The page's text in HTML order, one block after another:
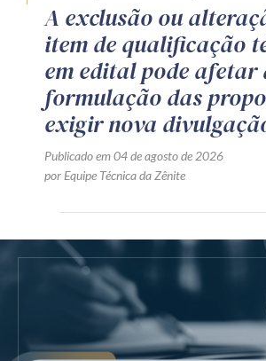
A exclusão ou
item de qualificação
em edital pode afetar
formulação das
exigir nova
Publicado em 04 de agosto de 2026
por Equipe Técnica da Zênite